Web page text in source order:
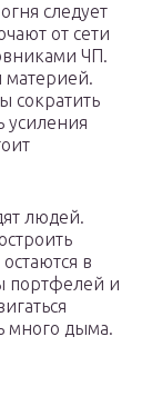
следует
от сети
ЧП.
материей.
сократить
усиления
людей.
в
портфелей и
много дыма.